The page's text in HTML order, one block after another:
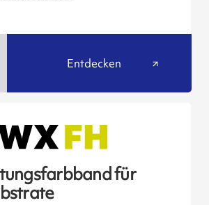
Entdecken
für